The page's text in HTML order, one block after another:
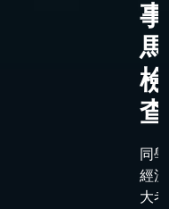
檢
同
經
大